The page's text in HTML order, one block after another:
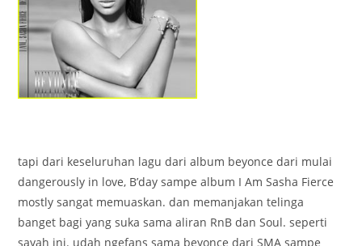
tapi dari keseluruhan lagu dari album beyonce dari mulai
dangerously in love, B’day sampe album I Am Sasha Fierce
mostly sangat memuaskan. dan memanjakan telinga
banget bagi yang suka sama aliran RnB dan Soul. seperti
sayah ini. udah ngefans sama beyonce dari SMA sampe